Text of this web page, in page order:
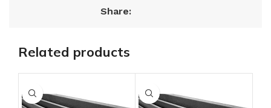
Share:
Related products